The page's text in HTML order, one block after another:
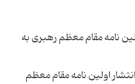
نامه مقام معظم رهبری به
اولین نامه مقام معظم